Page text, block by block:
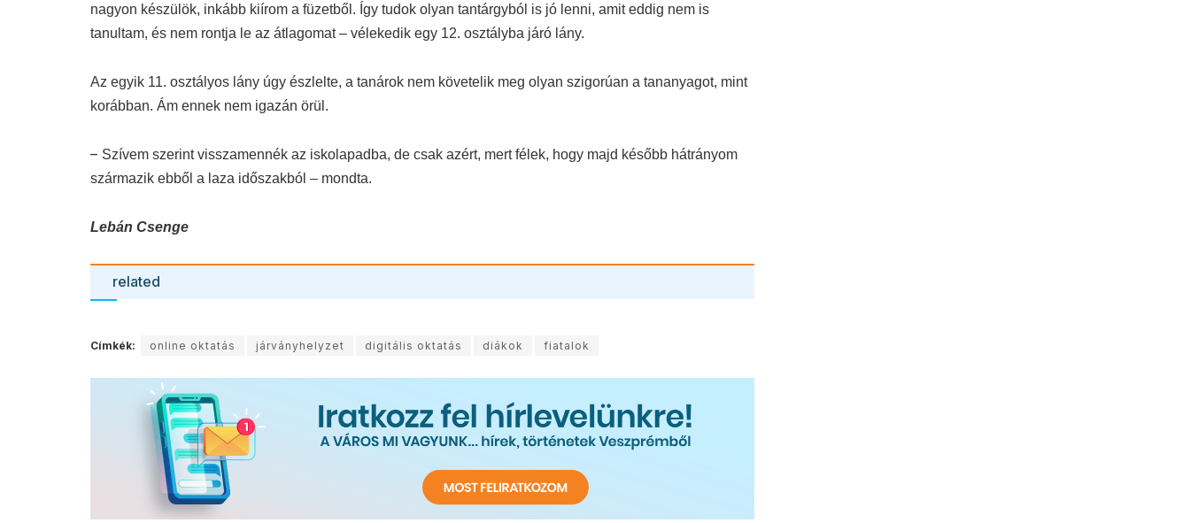
nagyon készülök, inkább kiírom a füzetből. Így tudok olyan tantárgyból is jó lenni, amit eddig nem is
tanultam, és nem rontja le az átlagomat – vélekedik egy 12. osztályba járó lány.
Az egyik 11. osztályos lány úgy észlelte, a tanárok nem követelik meg olyan szigorúan a tananyagot, mint
korábban. Ám ennek nem igazán örül.
– Szívem szerint visszamennék az iskolapadba, de csak azért, mert félek, hogy majd később hátrányom
származik ebből a laza időszakból – mondta.
Lebán Csenge
related
Címkék: online oktatás járványhelyzet digitális oktatás diákok fiatalok